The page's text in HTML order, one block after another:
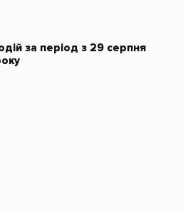
за період з 29 серпня